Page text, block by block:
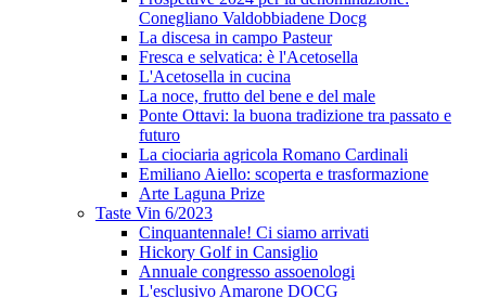
Conegliano Valdobbiadene Docg
La discesa in campo Pasteur
Fresca e selvatica: è l'Acetosella
L'Acetosella in cucina
La noce, frutto del bene e del male
Ponte Ottavi: la buona tradizione tra passato e
futuro
La ciociaria agricola Romano Cardinali
Emiliano Aiello: scoperta e trasformazione
Arte Laguna Prize
Taste Vin 6/2023
Cinquantennale! Ci siamo arrivati
Hickory Golf in Cansiglio
Annuale congresso assoenologi
L'esclusivo Amarone DOCG